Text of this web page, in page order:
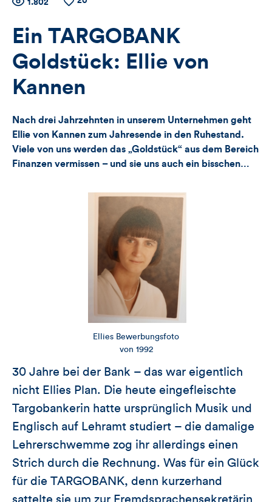
Zähler
für
Views,
Likes
Kommentare
dieses
Anzahl
Views
1.802
Anzahl
Likes
Ein TARGOBANK
Goldstück: Ellie von
Kannen
Nach drei Jahrzehnten in unserem Unternehmen geht
Ellie von Kannen zum Jahresende in den Ruhestand.
Viele von uns werden das „Goldstück“ aus dem Bereich
Finanzen vermissen – und sie uns auch ein bisschen…
Ellies Bewerbungsfoto
von 1992
30 Jahre bei der Bank – das war eigentlich
nicht Ellies Plan. Die heute eingefleischte
Targobankerin hatte ursprünglich Musik und
Englisch auf Lehramt studiert – die damalige
Lehrerschwemme zog ihr allerdings einen
Strich durch die Rechnung. Was für ein Glück
für die TARGOBANK, denn kurzerhand